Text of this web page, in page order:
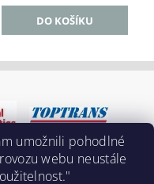
umožnili pohodlné
webu neustále